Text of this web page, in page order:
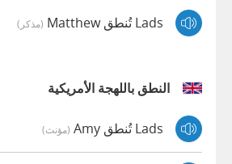
Lads تُنطق Matthew (مذكر)
النطق باللهجة الأمريكية
Lads تُنطق Amy (مؤنث)